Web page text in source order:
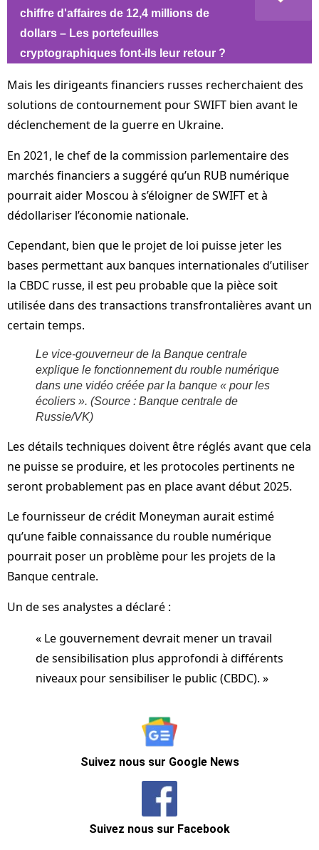
chiffre d'affaires de 12,4 millions de
dollars – Les portefeuilles
cryptographiques font-ils leur retour ?
Mais les dirigeants financiers russes recherchaient des
solutions de contournement pour SWIFT bien avant le
déclenchement de la guerre en Ukraine.
En 2021, le chef de la commission parlementaire des
marchés financiers a suggéré qu’un RUB numérique
pourrait aider Moscou à s’éloigner de SWIFT et à
dédollariser l’économie nationale.
Cependant, bien que le projet de loi puisse jeter les
bases permettant aux banques internationales d’utiliser
la CBDC russe, il est peu probable que la pièce soit
utilisée dans des transactions transfrontalières avant un
certain temps.
Le vice-gouverneur de la Banque centrale
explique le fonctionnement du rouble numérique
dans une vidéo créée par la banque « pour les
écoliers ». (Source : Banque centrale de
Russie/VK)
Les détails techniques doivent être réglés avant que cela
ne puisse se produire, et les protocoles pertinents ne
seront probablement pas en place avant début 2025.
Le fournisseur de crédit Moneyman aurait estimé
qu’une faible connaissance du rouble numérique
pourrait poser un problème pour les projets de la
Banque centrale.
Un de ses analystes a déclaré :
« Le gouvernement devrait mener un travail
de sensibilisation plus approfondi à différents
niveaux pour sensibiliser le public (CBDC). »
Suivez nous sur Google News
Suivez nous sur Facebook